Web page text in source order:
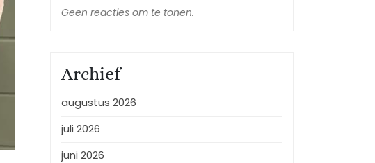
Geen reacties om te tonen.
Archief
augustus 2026
juli 2026
juni 2026